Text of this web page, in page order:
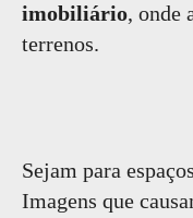
imobiliário, onde
terrenos.
Sejam para
Imagens que